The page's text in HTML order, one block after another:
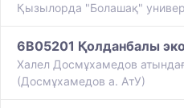
Қызылорда "Болашақ"
6B05201 Қолданбалы
Халел Досмұхамедов
(Досмұхамедов а. АтУ)